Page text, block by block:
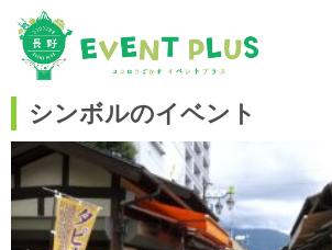
シンボルのイベント